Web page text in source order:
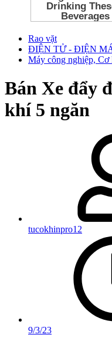
Rao vặt
ĐIỆN TỬ - ĐIỆN
Máy công nghiệp, Cơ
Bán Xe đẩy
khí 5 ngăn
tucokhinpro12
9/3/23